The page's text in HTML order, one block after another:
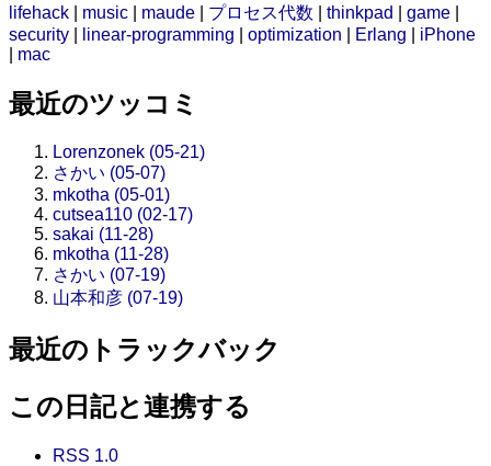
lifehack
music maude プロセス代数 thinkpad game
security
linear-programming optimization Erlang
iPhone
mac
最近のツッコミ
Lorenzonek (05-21)
さかい (05-07)
mkotha (05-01)
cutsea110 (02-17)
sakai (11-28)
mkotha (11-28)
さかい (07-19)
山本和彦 (07-19)
最近のトラックバック
この日記と連携する
RSS 1.0